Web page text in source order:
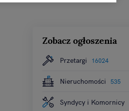
Zobacz ogłoszenia
Przetargi 16024
Nieruchomości 535
Syndycy i Komornicy
do celów identyfikacji.
i treści, pomiar reklam i